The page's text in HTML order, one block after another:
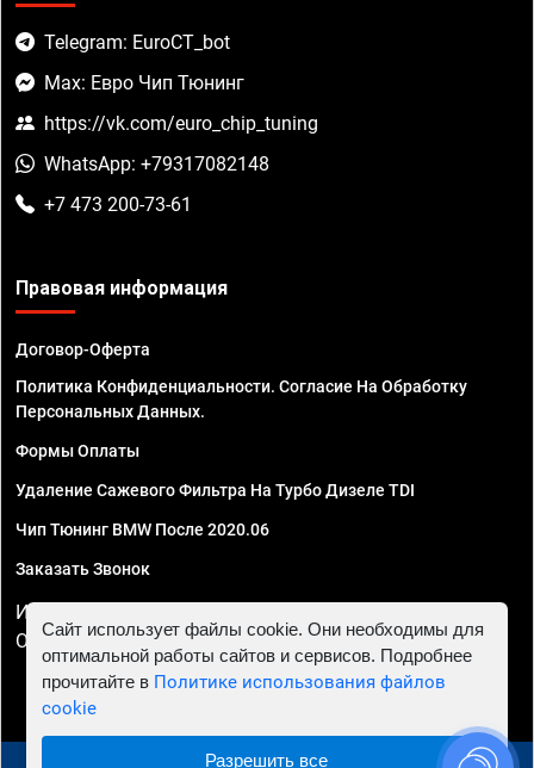
Telegram: EuroCT_bot
Max: Евро Чип Тюнинг
https://vk.com/euro_chip_tuning
WhatsApp: +79317082148
+7 473 200-73-61
Правовая информация
Договор-Оферта
Политика Конфиденциальности. Согласие На Обработку
Персональных Данных.
Формы Оплаты
Удаление Сажевого Фильтра На Турбо Дизеле TDI
Чип Тюнинг BMW После 2020.06
Заказать Звонок
ИП Смирнов Георгий Павлович. ИНН 781302555843,
ОГРНИП 324470400032610
Сайт использует файлы cookie. Они необходимы для
оптимальной работы сайтов и сервисов. Подробнее
прочитайте в Политике использования файлов
cookie
Разрешить все